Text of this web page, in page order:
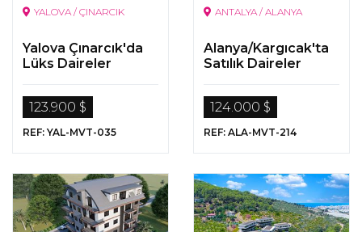
YALOVA / ÇINARCIK
Yalova Çınarcık'da
Lüks Daireler
123.900 $
REF: YAL-MVT-035
ANTALYA / ALANYA
Alanya/Kargıcak'ta
Satılık Daireler
124.000 $
REF: ALA-MVT-214